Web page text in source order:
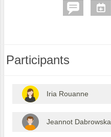
Participants
Iria Rouanne
Jeannot Dabrowska